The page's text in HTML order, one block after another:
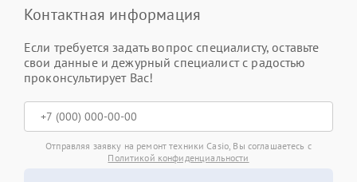
Контактная информация
Если требуется задать вопрос специалисту, оставьте
свои данные и дежурный специалист с радостью
проконсультирует Вас!
Отправляя заявку на ремонт техники Casio, Вы соглашаетесь с
Политикой конфиденциальности